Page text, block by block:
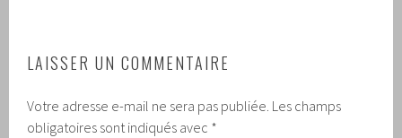
LAISSER UN COMMENTAIRE
Votre adresse e-mail ne sera pas publiée. Les champs
obligatoires sont indiqués avec *